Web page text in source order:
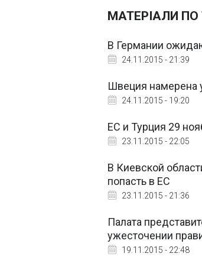
МАТЕРІАЛИ ПО
В Германии
24.11.2015 - 21:39
Швеция намерена
24.11.2015 - 19:20
ЕС и Турция 29
23.11.2015 - 22:05
В Киевской
попасть в ЕС
23.11.2015 - 21:36
Палата
ужесточении
19.11.2015 - 22:48